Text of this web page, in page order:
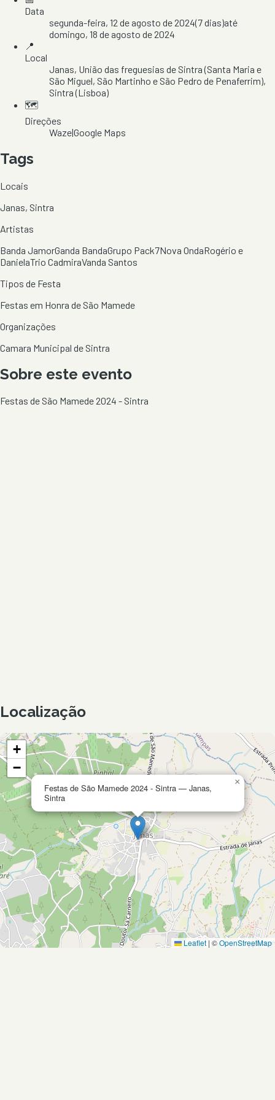
Data
segunda-feira, 12 de agosto de 2024(7dias)até
domingo, 18 de agosto de 2024
📍
Local
Janas, União das freguesias de Sintra (Santa Maria e
São Miguel, São Martinho e São Pedro de Penaferrim),
Sintra(Lisboa)
🗺️
Direções
Waze|Google Maps
Tags
Locais
Janas, Sintra
Artistas
Banda JamorGanda BandaGrupo Pack7Nova OndaRogério e
DanielaTrio CadmiraVanda Santos
Tipos de Festa
Festas em Honra de São Mamede
Organizações
Camara Municipal de Sintra
Sobre este evento
Festas de São Mamede 2024 - Sintra
Localização
Festas de São Mamede 2024 - Sintra — Janas,
Sintra
×
+
−
Leaflet | ©OpenStreetMap